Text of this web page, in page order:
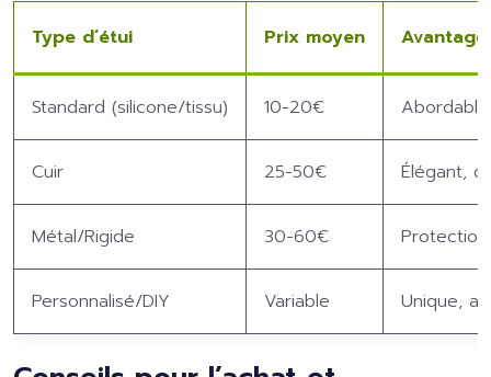
Type d’étui Prix moyen
Standard (silicone/tissu) 10-20€
Cuir 25-50€ Élégant,
Métal/Rigide 30-60€
Personnalisé/DIY Variable Unique,